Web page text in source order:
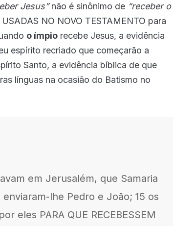
Jesus”não é sinônimo de “receber o
NO NOVO TESTAMENTO para
o ímpio recebe Jesus, a evidência
espírito recriado que começarão a
Santo, a evidência bíblica de que
línguas na ocasião do Batismo no
em Jerusalém, que Samaria
enviaram-lhe Pedro e João; 15 os
eles PARA QUE RECEBESSEM